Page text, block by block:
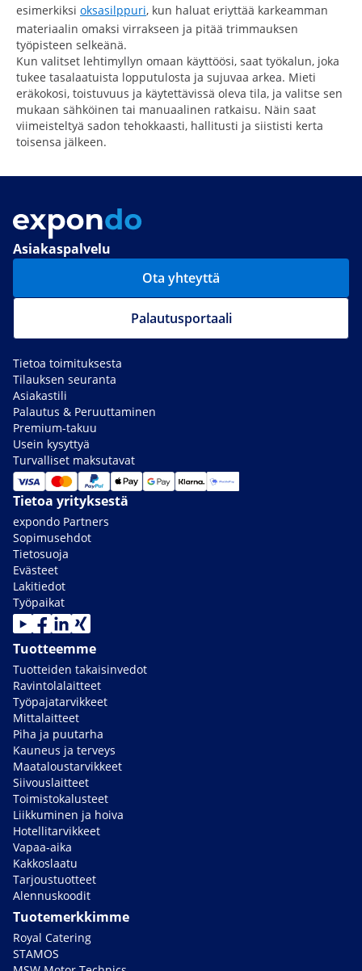
esimerkiksi oksasilppuri, kun haluat eriyttää karkeamman
materiaalin omaksi virrakseen ja pitää trimmauksen
työpisteen selkeänä.
Kun valitset lehtimyllyn omaan käyttöösi, saat työkalun, joka
tukee tasalaatuista lopputulosta ja sujuvaa arkea. Mieti
eräkokosi, toistuvuus ja käytettävissä oleva tila, ja valitse sen
mukaan sähköinen tai manuaalinen ratkaisu. Näin saat
viimeisteltyä sadon tehokkaasti, hallitusti ja siististi kerta
toisensa jälkeen.
Asiakaspalvelu
Ota yhteyttä
Palautusportaali
Tietoa toimituksesta
Tilauksen seuranta
Asiakastili
Palautus & Peruuttaminen
Premium-takuu
Usein kysyttyä
Turvalliset maksutavat
Tietoa yrityksestä
expondo Partners
Sopimusehdot
Tietosuoja
Evästeet
Lakitiedot
Työpaikat
Tuotteemme
Tuotteiden takaisinvedot
Ravintolalaitteet
Työpajatarvikkeet
Mittalaitteet
Piha ja puutarha
Kauneus ja terveys
Maataloustarvikkeet
Siivouslaitteet
Toimistokalusteet
Liikkuminen ja hoiva
Hotellitarvikkeet
Vapaa-aika
Kakkoslaatu
Tarjoustuotteet
Alennuskoodit
Tuotemerkkimme
Royal Catering
STAMOS